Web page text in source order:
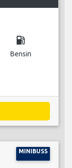
local_gas_station
Bensin
MINIBUSS